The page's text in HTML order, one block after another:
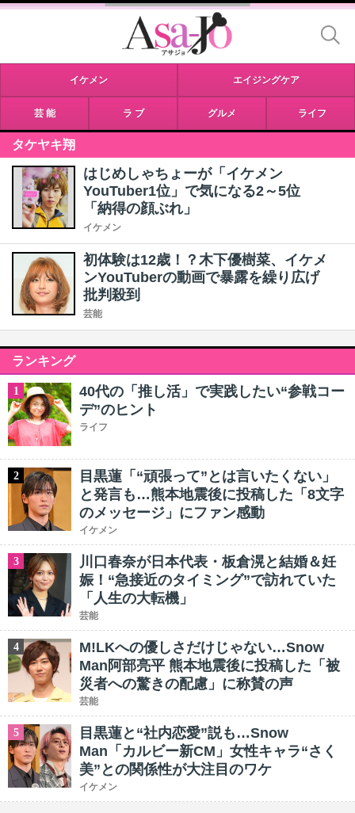
イケメン エイジングケア
芸 能 ラ ブ グルメ ライフ
タケヤキ翔
はじめしゃちょーが「イケメン
YouTuber1位」で気になる2～5位
「納得の顔ぶれ」
イケメン
初体験は12歳！？木下優樹菜、イケメ
ンYouTuberの動画で暴露を繰り広げ
批判殺到
芸能
ランキング
1
40代の「推し活」で実践したい“参戦コー
デ”のヒント
ライフ
2
目黒蓮「“頑張って”とは言いたくない」
と発言も…熊本地震後に投稿した「8文字
のメッセージ」にファン感動
イケメン
3
川口春奈が日本代表・板倉滉と結婚＆妊
娠！“急接近のタイミング”で訪れていた
「人生の大転機」
芸能
4
M!LKへの優しさだけじゃない…Snow
Man阿部亮平 熊本地震後に投稿した「被
災者への驚きの配慮」に称賛の声
芸能
5
目黒蓮と“社内恋愛”説も…Snow
Man「カルビー新CM」女性キャラ“さく
美”との関係性が大注目のワケ
イケメン